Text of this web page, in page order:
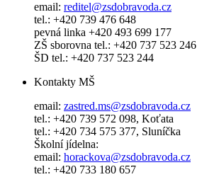
email: reditel@zsdobravoda.cz
tel.: +420 739 476 648
pevná linka +420 493 699 177
ZŠ sborovna tel.: +420 737 523 246
ŠD tel.: +420 737 523 244
Kontakty MŠ
email: zastred.ms@zsdobravoda.cz
tel.: +420 739 572 098, Koťata
tel.: +420 734 575 377, Sluníčka
Školní jídelna:
email: horackova@zsdobravoda.cz
tel.: +420 733 180 657